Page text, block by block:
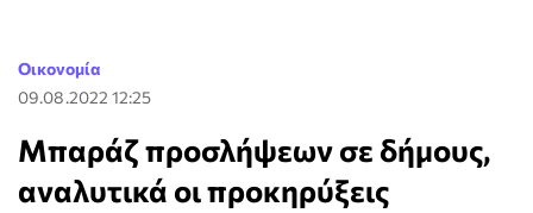
Οικονομία
09.08.2022 12:25
Μπαράζ προσλήψεων σε δήμους,
αναλυτικά οι προκηρύξεις